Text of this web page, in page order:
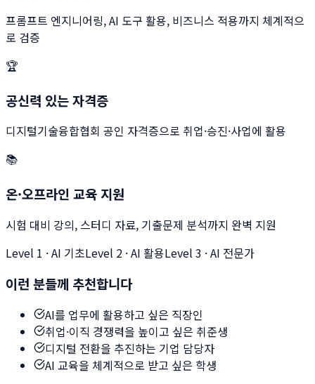
프롬프트 엔지니어링, AI 도구 활용, 비즈니스 적용까지 체계적으
로 검증
🏆
공신력 있는 자격증
디지털기술융합협회 공인 자격증으로 취업·승진·사업에 활용
📚
온·오프라인 교육 지원
시험 대비 강의, 스터디 자료, 기출문제 분석까지 완벽 지원
Level 1 ·AI 기초Level 2 ·AI 활용Level 3 ·AI 전문가
이런 분들께 추천합니다
AI를 업무에 활용하고 싶은 직장인
취업·이직 경쟁력을 높이고 싶은 취준생
디지털 전환을 추진하는 기업 담당자
AI 교육을 체계적으로 받고 싶은 학생